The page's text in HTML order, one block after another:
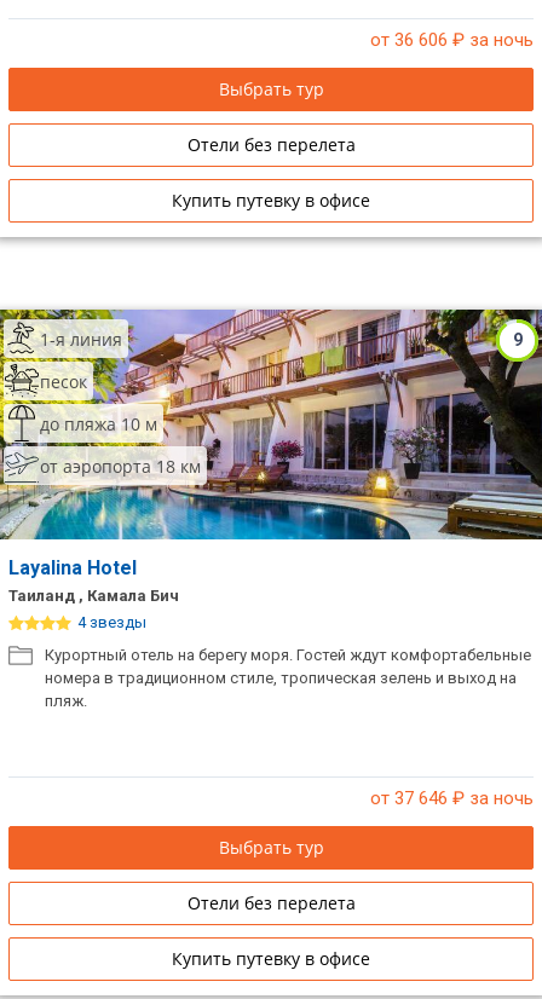
от 36 606 ₽ за ночь
Выбрать тур
Отели без перелета
Купить путевку в офисе
9
1-я линия
песок
до пляжа 10 м
от аэропорта 18 км
Layalina Hotel
Таиланд , Камала Бич
4 звезды
Курортный отель на берегу моря. Гостей ждут комфортабельные
номера в традиционном стиле, тропическая зелень и выход на
пляж.
от 37 646 ₽ за ночь
Выбрать тур
Отели без перелета
Купить путевку в офисе